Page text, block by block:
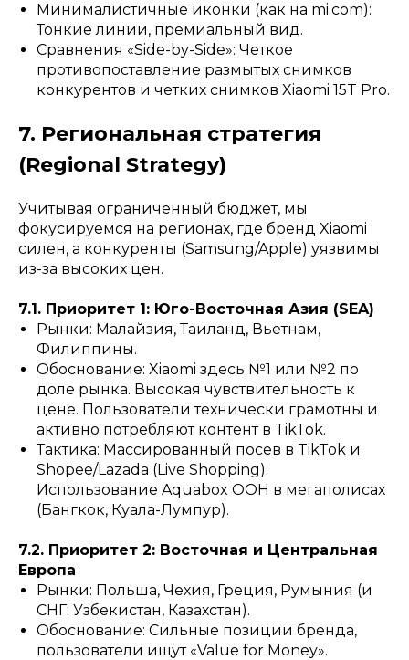
Минималистичные иконки (как на mi.com):
Тонкие линии, премиальный вид.
Сравнения «Side-by-Side»: Четкое
противопоставление размытых снимков
конкурентов и четких снимков Xiaomi 15T Pro.
7. Региональная стратегия
(Regional Strategy)
Учитывая ограниченный бюджет, мы
фокусируемся на регионах, где бренд Xiaomi
силен, а конкуренты (Samsung/Apple) уязвимы
из-за высоких цен.
7.1. Приоритет 1: Юго-Восточная Азия (SEA)
Рынки: Малайзия, Таиланд, Вьетнам,
Филиппины.
Обоснование: Xiaomi здесь №1 или №2 по
доле рынка. Высокая чувствительность к
цене. Пользователи технически грамотны и
активно потребляют контент в TikTok.
Тактика: Массированный посев в TikTok и
Shopee/Lazada (Live Shopping).
Использование Aquabox OOH в мегаполисах
(Бангкок, Куала-Лумпур).
7.2. Приоритет 2: Восточная и Центральная
Европа
Рынки: Польша, Чехия, Греция, Румыния (и
СНГ: Узбекистан, Казахстан).
Обоснование: Сильные позиции бренда,
пользователи ищут «Value for Money».